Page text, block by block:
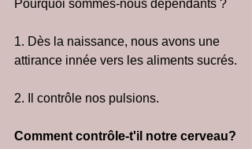
Pourquoi sommes-nous dépendants ?
1. Dès la naissance, nous avons une
attirance innée vers les aliments sucrés.
2. Il contrôle nos pulsions.
Comment contrôle-t'il notre cerveau?